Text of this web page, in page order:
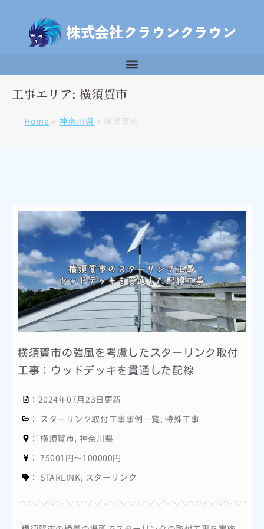
工事エリア: 横須賀市
Home »神奈川県 »
横須賀市の強風を考慮したスターリンク取付
工事：ウッドデッキを貫通した配線
：2024年07月23日更新
： スターリンク取付工事事例一覧,特殊工事
： 横須賀市, 神奈川県
： 75001円～100000円
： STARLINK, スターリンク